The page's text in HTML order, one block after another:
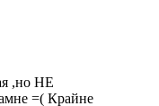
,но НЕ
=( Крайне